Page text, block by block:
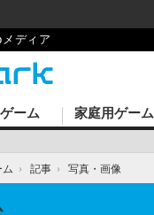
ディア
ーム 家庭用ゲーム
› 記事 › 写真・画像